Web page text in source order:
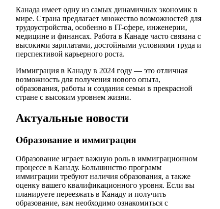
Канада имеет одну из самых динамичных экономик в
мире. Страна предлагает множество возможностей для
трудоустройства, особенно в IT-сфере, инженерии,
медицине и финансах. Работа в Канаде часто связана с
высокими зарплатами, достойными условиями труда и
перспективой карьерного роста.
Иммиграция в Канаду в 2024 году — это отличная
возможность для получения нового опыта,
образования, работы и создания семьи в прекрасной
стране с высоким уровнем жизни.
Актуальные новости
Образование и иммиграция
Образование играет важную роль в иммиграционном
процессе в Канаду. Большинство программ
иммиграции требуют наличия образования, а также
оценку вашего квалификационного уровня. Если вы
планируете переезжать в Канаду и получить
образование, вам необходимо ознакомиться с